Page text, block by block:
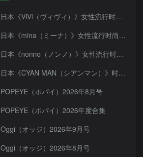
日本《ViVi（ヴィヴィ）》女性流行时尚杂志 PDF电子版【2026年·全年订阅】
日本《mina（ミーナ）》女性流行时尚杂志 PDF电子版【2026年·全年订阅】
日本《nonno（ノンノ）》女性流行时尚资讯杂志 PDF电子版【2026年·全年订阅】
日本《CYAN MAN（シアンマン）》时髦发妆服饰流行杂志 PDF电子版【2026年·全年订阅】
POPEYE（ポパイ）2026年8月号
POPEYE（ポパイ）2026年度合集
Oggi（オッジ）2026年9月号
Oggi（オッジ）2026年8月号